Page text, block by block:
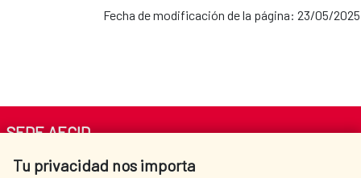
Fecha de modificación de la página: 23/05/2025
Tu privacidad nos importa
SEDE AECID
Av. Reyes Católicos 4 - 28040 Madrid